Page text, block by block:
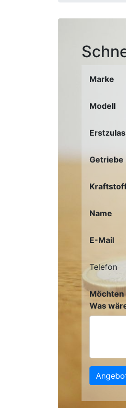
Marke
Modell
Getriebe
Name
E-Mail
Telefon
Möchten
Was